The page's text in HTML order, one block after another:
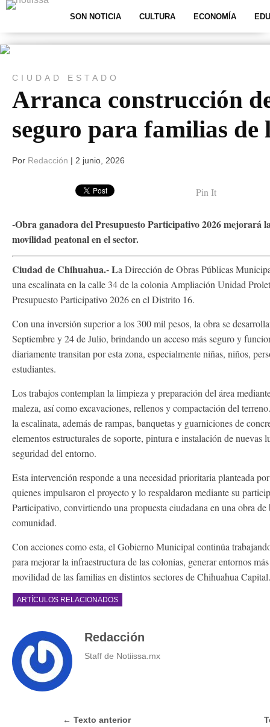
SON NOTICIA CULTURA ECONOMÍA
CIUDAD ESTADO
Arranca construcción
seguro para familias de
Por Redacción | 2 junio, 2026
Pin It
-Obra ganadora del Presupuesto Participativo 2026 mejorará
movilidad peatonal en el sector.
Ciudad de Chihuahua.- La Dirección de Obras Públicas
una escalinata en la calle 34 de la colonia Ampliación Unidad
Presupuesto Participativo 2026 en el Distrito 16.
Con una inversión superior a los 300 mil pesos, la obra se
Septiembre y 24 de Julio, brindando un acceso más seguro y
diariamente transitan por esta zona, especialmente niñas, niños,
estudiantes.
Los trabajos contemplan la limpieza y preparación del área
maleza, así como excavaciones, rellenos y compactación del
la escalinata, además de rampas, banquetas y guarniciones de
elementos estructurales de soporte, pintura e instalación de nuevas
seguridad del entorno.
Esta intervención responde a una necesidad prioritaria planteada
quienes impulsaron el proyecto y lo respaldaron mediante su
Participativo, convirtiendo una propuesta ciudadana en una obra
comunidad.
Con acciones como esta, el Gobierno Municipal continúa
para mejorar la infraestructura de las colonias, generar entornos
movilidad de las familias en distintos sectores de Chihuahua Capital.
ARTÍCULOS RELACIONADOS
Redacción
Staff de Notiissa.mx
← Texto anterior